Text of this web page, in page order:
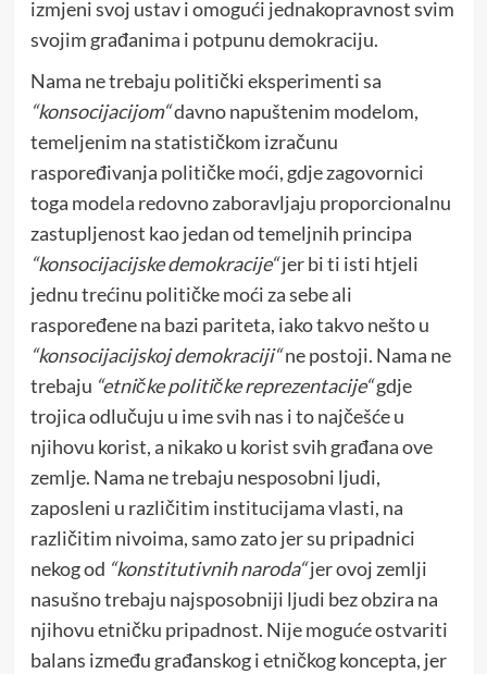
izmjeni svoj ustav i omogući jednakopravnost svim
svojim građanima i potpunu demokraciju.
Nama ne trebaju politički eksperimenti sa
“konsocijacijom“davno napuštenim modelom,
temeljenim na statističkom izračunu
raspoređivanja političke moći, gdje zagovornici
toga modela redovno zaboravljaju proporcionalnu
zastupljenost kao jedan od temeljnih principa
“konsocijacijske demokracije“jer bi ti isti htjeli
jednu trećinu političke moći za sebe ali
raspoređene na bazi pariteta, iako takvo nešto u
“konsocijacijskoj demokraciji“ne postoji. Nama ne
trebaju “etničke političke reprezentacije“gdje
trojica odlučuju u ime svih nas i to najčešće u
njihovu korist, a nikako u korist svih građana ove
zemlje. Nama ne trebaju nesposobni ljudi,
zaposleni u različitim institucijama vlasti, na
različitim nivoima, samo zato jer su pripadnici
nekog od “konstitutivnih naroda“jer ovoj zemlji
nasušno trebaju najsposobniji ljudi bez obzira na
njihovu etničku pripadnost. Nije moguće ostvariti
balans između građanskog i etničkog koncepta, jer